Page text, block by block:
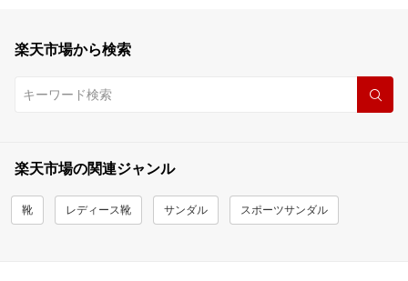
楽天市場から検索
楽天市場の関連ジャンル
靴 レディース靴 サンダル スポーツサンダル